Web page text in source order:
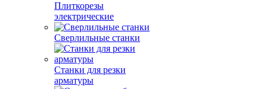
Плиткорезы
электрические
Сверлильные станки
Станки для резки
арматуры